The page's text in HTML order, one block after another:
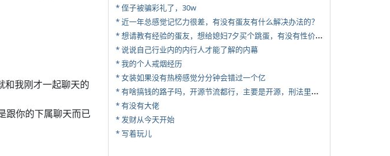
和我刚才一起聊天的
跟你的下属聊天而已
* 侄子被骗彩礼了，30w
* 近一年总感觉记忆力很差，有没有蛋友有什么解决办法的？
*
想请教有经验的蛋友，想给媳妇7夕买个跳蛋，有没有性价比高的推荐
* 说说自己行业内的内行人才能了解的内幕
* 我的个人戒烟经历
* 女装如果没有热榜感觉分分钟会错过一个亿
*
有啥搞钱的路子吗，开源节流都行，主要是开源，刑法里的咱不做
* 有没有大佬
* 发财从今天开始
* 写着玩儿